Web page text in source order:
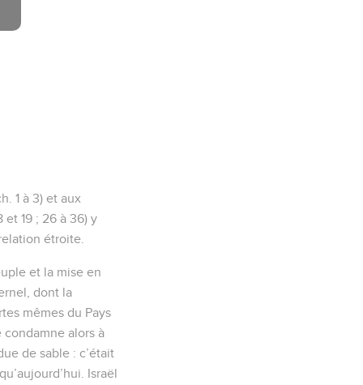
1 à 3) et aux
et 19 ; 26 à 36) y
étroite.
et la mise en
dont la
mêmes du Pays
condamne alors à
de sable : c’était
Israël